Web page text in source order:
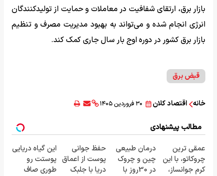
بازار برق، ارتقای شفافیت در معاملات و حمایت از تولیدکنندگان
انرژی انجام شده و می‌تواند به بهبود مدیریت مصرف و تنظیم
بازار برق کشور در دوره اوج بار سال جاری کمک کند.
قبض برق
خانه اقتصاد کلان ۳۰ فروردین ۱۴۰۵
مطالب پیشنهادی
عمقی ترین
چروکاتو، با این
کرم جوانساز،
درمان طبیعی
چین و چروک
در 30روز با
حفظ جوانی
پوست از اعماق
دریا با جلبک
این گیاه دریایی
پوستت رو
طوری صاف